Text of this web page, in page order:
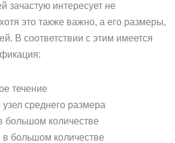
зачастую интересует не
это также важно, а его размеры,
В соответствии с этим имеется
течение
среднего размера
большом количестве
в большом количестве